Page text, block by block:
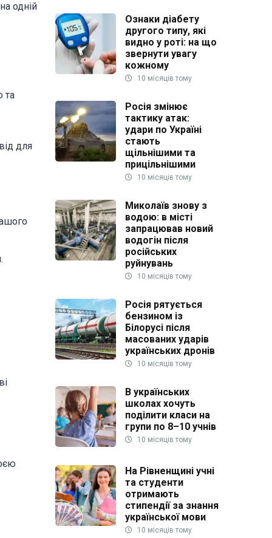
одній
та
для
Ознаки діабету
другого типу, які
видно у роті: на що
звернути увагу
кожному
10 місяців тому
Росія змінює
тактику атак:
удари по Україні
стають
щільнішими та
прицільнішими
10 місяців тому
Миколаїв знову з
водою: в місті
запрацював новий
водогін після
російських
руйнувань
10 місяців тому
Росія рятується
бензином із
Білорусі після
масованих ударів
українських дронів
10 місяців тому
В українських
школах хочуть
поділити класи на
групи по 8–10 учнів
10 місяців тому
На Рівненщині учні
та студенти
отримають
стипендії за знання
української мови
10 місяців тому